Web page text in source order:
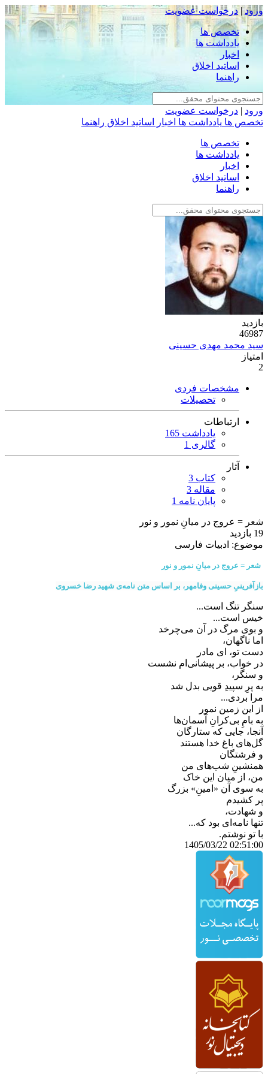
ورود| درخواست عضویت
تخصص ها
یادداشت ها
اخبار
اساتید اخلاق
راهنما
ورود | درخواست عضویت
تخصص ها یادداشت ها اخبار اساتید اخلاق راهنما
تخصص ها
یادداشت ها
اخبار
اساتید اخلاق
راهنما
بازدید
46987
سید محمد مهدی حسینی
امتیاز
2
مشخصات فردی
تحصیلات
ارتباطات
یادداشت 165
گالری 1
آثار
کتاب 3
مقاله 3
پایان نامه 1
شعر = عروج در میانِ نمور و نور
19 بازدید
موضوع: ادبیات فارسی
شعر = عروج در میانِ نمور و نور
بازآفرینیِ حسینی وفامهر، بر اساس متن نامه‌ی شهید رضا خسروی
سنگر تنگ است...
خیس است...
و بوی مرگ در آن می‌چرخد
اما ناگهان،
دست تو، ای مادر
در خواب، بر پیشانی‌ام نشست
و سنگر،
به پرِ سپیدِ قویی بدل شد
مرا بردی...
از این زمین نمور
به بامِ بی‌کرانِ آسمان‌ها
آنجا، جایی که ستارگان
گل‌های باغ خدا هستند
و فرشتگان
همنشینِ شب‌های من
من، از میان این خاک
به سوی آن «امینِ» بزرگ
پر کشیدم
و شهادت،
تنها نامه‌ای بود که...
با تو نوشتم.
02:51:00 1405/03/22